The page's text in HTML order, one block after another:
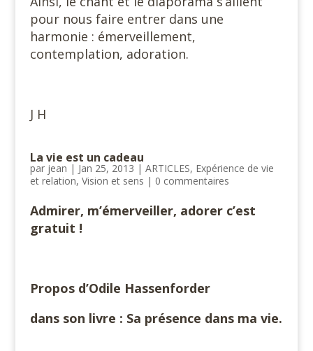
pour nous faire entrer dans une
harmonie : émerveillement,
contemplation, adoration.
J H
La vie est un cadeau
par jean | Jan 25, 2013 | ARTICLES, Expérience de vie
et relation, Vision et sens | 0 commentaires
Admirer, m’émerveiller, adorer c’est
gratuit !
Propos d’Odile Hassenforder
dans son livre : Sa présence dans ma vie.